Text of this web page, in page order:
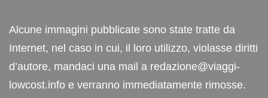
Alcune immagini pubblicate sono state tratte da
Internet, nel caso in cui, il loro utilizzo, violasse diritti
d’autore, mandaci una mail a redazione@viaggi-
lowcost.info e verranno immediatamente rimosse.